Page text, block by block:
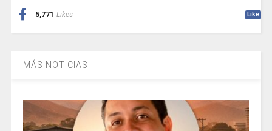
5,771 Likes Like
MÁS NOTICIAS